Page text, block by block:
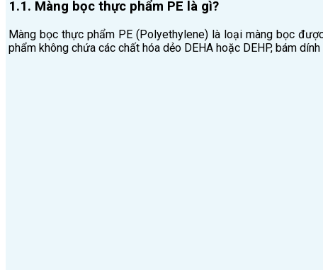
1.1. Màng bọc thực phẩm PE là gì?
Màng bọc thực phẩm PE (Polyethylene) là loại màng bọc
phẩm không chứa các chất hóa dẻo DEHA hoặc DEHP, bám